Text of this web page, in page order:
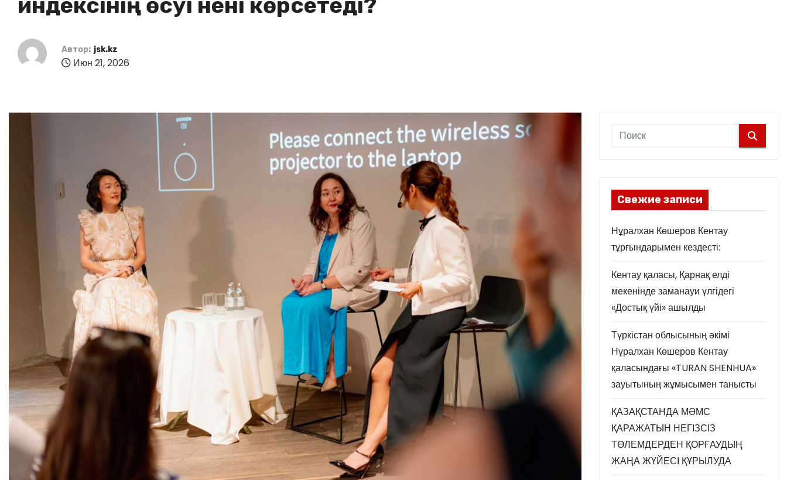
Автор: jsk.kz
Июн 21, 2026
Свежие записи
Нұралхан Көшеров Кентау
тұрғындарымен кездесті:
Кентау қаласы, Қарнақ елді
мекенінде заманауи үлгідегі
«Достық үйі» ашылды
Түркістан облысының әкімі
Нұралхан Көшеров Кентау
қаласындағы «TURAN SHENHUA»
зауытының жұмысымен танысты
ҚАЗАҚСТАНДА МӘМС
ҚАРАЖАТЫН НЕГІЗСІЗ
ТӨЛЕМДЕРДЕН ҚОРҒАУДЫҢ
ЖАҢА ЖҮЙЕСІ ҚҰРЫЛУДА